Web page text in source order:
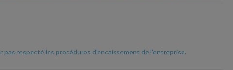
respecté les procédures d'encaissement de l'entreprise.